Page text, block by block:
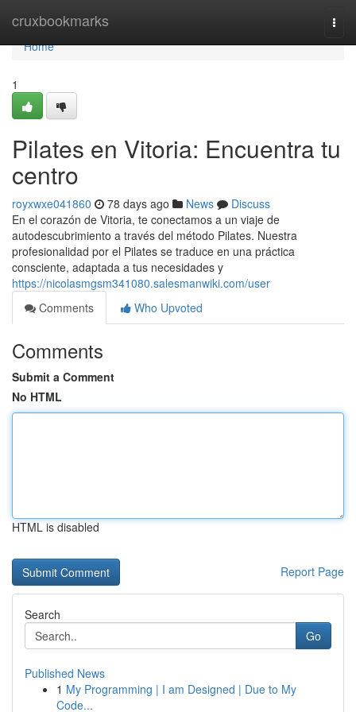
cruxbookmarks
Home
Home
1
Pilates en Vitoria: Encuentra tu
centro
royxwxe041860 78 days ago News
Discuss
En el corazón de Vitoria, te conectamos a un viaje de
autodescubrimiento a través del método Pilates. Nuestra
profesionalidad por el Pilates se traduce en una práctica
consciente, adaptada a tus necesidades y
https://nicolasmgsm341080.salesmanwiki.com/user
Comments
Who Upvoted
Comments
Submit a Comment
No HTML
HTML is disabled
Report Page
Search
Go
Published News
1 My Programming | I am Designed | Due to My
Code...